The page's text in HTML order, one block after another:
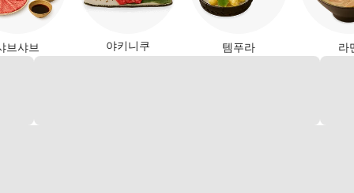
브샤브 야키니쿠 템푸라 라